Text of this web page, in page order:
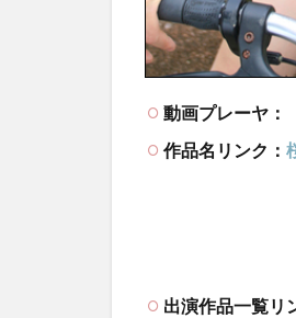
動画プレーヤ：
作品名リンク：
出演作品一覧リ